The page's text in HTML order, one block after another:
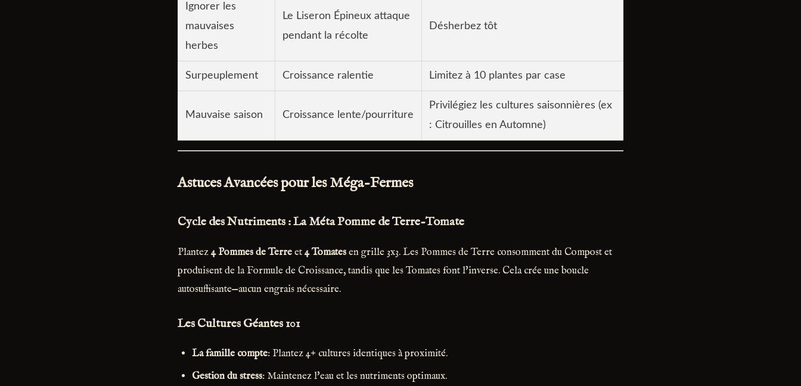
Ignorer les
mauvaises
herbes
Le Liseron Épineux attaque
pendant la récolte
Désherbez tôt
Surpeuplement Croissance ralentie Limitez à 10 plantes par case
Mauvaise saison Croissance lente/pourriture
Privilégiez les cultures saisonnières (ex
: Citrouilles en Automne)
Astuces Avancées pour les Méga-Fermes
Cycle des Nutriments : La Méta Pomme de Terre-Tomate
Plantez4 Pommes de Terreet4 Tomatesen grille 3x3. Les Pommes de Terre consomment du Compost et
produisent de la Formule de Croissance, tandis que les Tomates font l'inverse. Cela crée une boucle
autosuffisante—aucun engrais nécessaire.
Les Cultures Géantes 101
La famille compte: Plantez 4+ cultures identiques à proximité.
Gestion du stress: Maintenez l'eau et les nutriments optimaux.